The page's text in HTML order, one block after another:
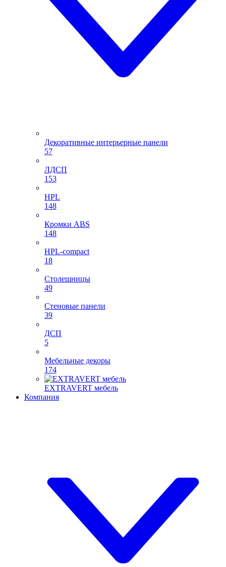
Декоративные интерьерные панели
57
ЛДСП
153
HPL
148
Кромки ABS
148
HPL-compact
18
Столешницы
49
Стеновые панели
39
ДСП
5
Мебельные декоры
174
EXTRAVERT мебель
Компания